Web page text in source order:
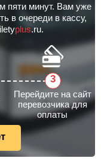
пяти минут. Вам уже
в очереди в кассу,
plus.ru.
Перейдите на сайт
перевозчика для
оплаты